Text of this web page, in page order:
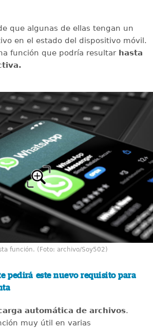
que algunas de ellas tengan un
en el estado del dispositivo móvil.
función que podría resultar hasta
función. (Foto: archivo/Soy502)
pedirá este nuevo requisito para
automática de archivos.
muy útil en varias